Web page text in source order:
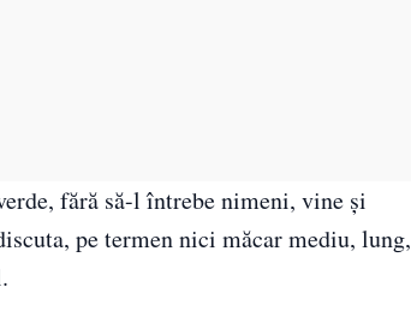
fără să-l întrebe nimeni, vine şi
pe termen nici măcar mediu, lung,